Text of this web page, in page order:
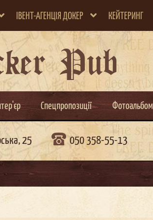
ІВЕНТ-АГЕНЦІЯ ДОКЕР КЕЙТЕРИНГ
Pub
Спецпропозиції Фотоальбом
25 050 358-55-13